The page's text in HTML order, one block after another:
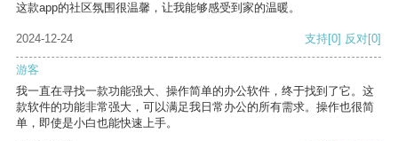
这款app的社区氛围很温馨，让我能够感受到家的温暖。
2024-12-24 支持[0] 反对[0]
游客
我一直在寻找一款功能强大、操作简单的办公软件，终于找到了它。这
款软件的功能非常强大，可以满足我日常办公的所有需求。操作也很简
单，即使是小白也能快速上手。